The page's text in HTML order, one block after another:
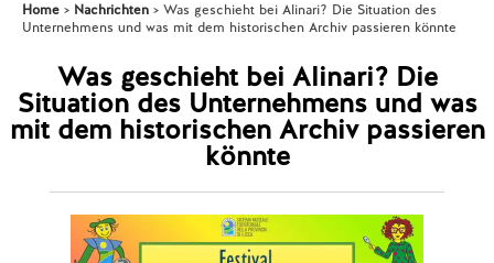
Home Nachrichten
Was geschieht bei Alinari? Die Situation des
Unternehmens und was mit dem historischen Archiv passieren könnte
Was geschieht bei Alinari? Die
Situation des Unternehmens und was
mit dem historischen Archiv passieren
könnte